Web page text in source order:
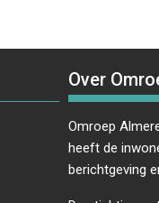
Over
Omroep
heeft de
berichtgeving